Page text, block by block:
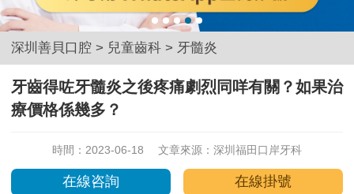
深圳善貝口腔 > 兒童齒科 > 牙髓炎
牙齒得咗牙髓炎之後疼痛劇烈同咩有關？如果治
療價格係幾多？
時間：2023-06-18 文章來源： 深圳福田口岸牙科
在線咨詢 在線掛號